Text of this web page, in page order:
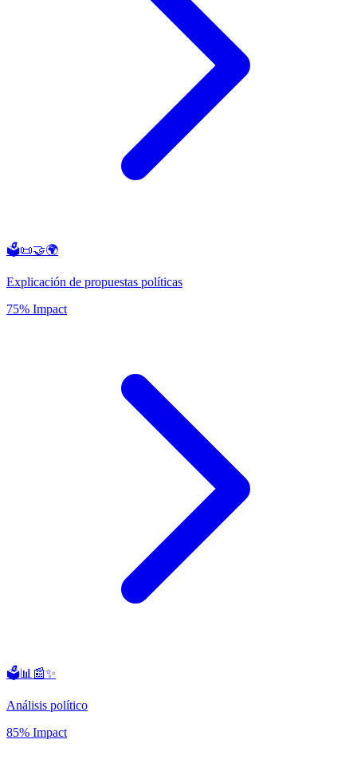
🗳️📜🤝🌍
Explicación de propuestas políticas
75% Impact
🗳️📊📰✨
Análisis político
85% Impact